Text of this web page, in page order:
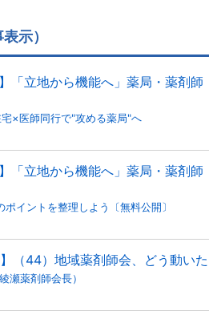
示）
「立地から機能へ」薬局・薬剤師
×医師同行で"攻める薬局"へ
「立地から機能へ」薬局・薬剤師
イントを整理しよう〔無料公開〕
（44）地域薬剤師会、どう動いた
薬剤師会長）